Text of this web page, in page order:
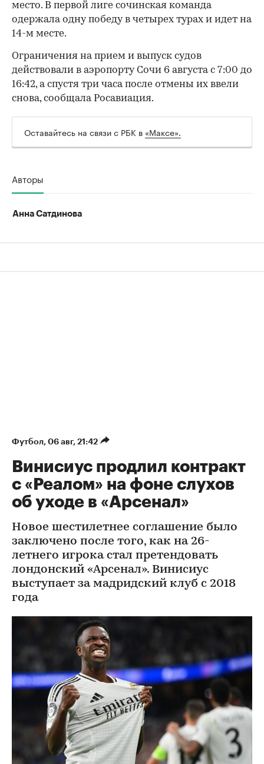
00:00
место. В первой лиге сочинская команда
одержала одну победу в четырех турах и идет на
14-м месте.
Ограничения на прием и выпуск судов
действовали в аэропорту Сочи 6 августа с 7:00 до
16:42, а спустя три часа после отмены их ввели
снова, сообщала Росавиация.
Оставайтесь на связи с РБК в «Максе».
Авторы
Анна Сатдинова
Футбол⁠, 06 авг, 21:42
Винисиус продлил контракт
с «Реалом» на фоне слухов
об уходе в «Арсенал»
Новое шестилетнее соглашение было
заключено после того, как на 26-
летнего игрока стал претендовать
лондонский «Арсенал». Винисиус
выступает за мадридский клуб с 2018
года